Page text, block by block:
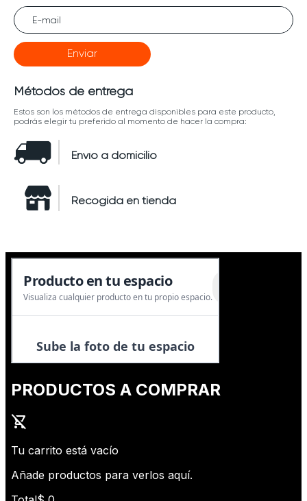
Enviar
Métodos de entrega
Estos son los métodos de entrega disponibles para este producto,
podrás elegir tu preferido al momento de hacer la compra:
Envío a domicilio
Recogida en tienda